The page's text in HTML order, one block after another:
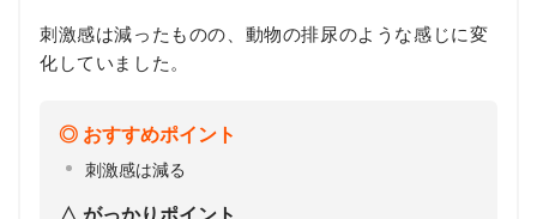
刺激感は減ったものの、動物の排尿のような感じに変
化していました。
おすすめポイント
刺激感は減る
がっかりポイント